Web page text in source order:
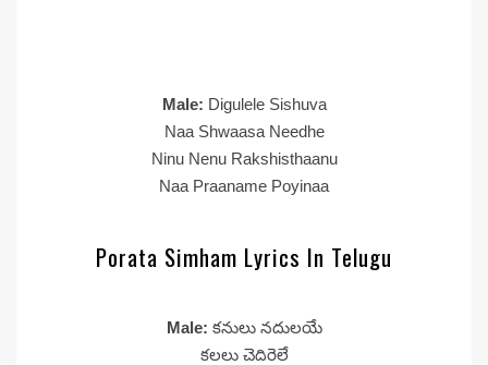
Male: Digulele Sishuva
Naa Shwaasa Needhe
Ninu Nenu Rakshisthaanu
Naa Praaname Poyinaa
Porata Simham Lyrics In Telugu
Male: కనులు నదులయే
కలలు చెదిరెలే